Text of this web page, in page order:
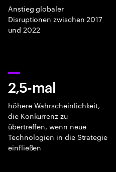
Anstieg globaler
Disruptionen zwischen 2017
und 2022
2,5-mal
höhere Wahrscheinlichkeit,
die Konkurrenz zu
übertreffen, wenn neue
Technologien in die Strategie
einfließen